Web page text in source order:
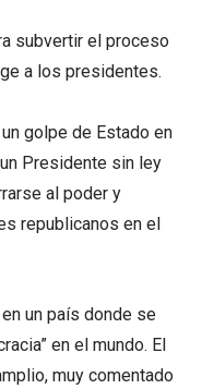
subvertir el proceso
a los presidentes.
golpe de Estado en
Presidente sin ley
al poder y
republicanos en el
un país donde se
en el mundo. El
muy comentado